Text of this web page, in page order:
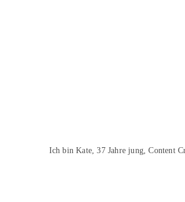
Ich bin Kate, 37 Jahre jung, Content